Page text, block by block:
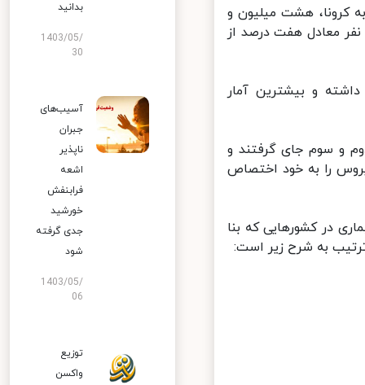
مبتلا به کرونا، هشت میلیون و
۵۷۶ نفر معادل ۹۳ درصد از موارد بهبود یافته و ۵۸۶ هزار و ۸۴۵ نفر معادل هفت درصد از
کشورهای درگیر با بیماری کووید-۱۹ قرار داشته و بیشترین آمار
و سوم جای گرفتند و
را به خود اختصاص
در کشورهایی که بنا
به شرح زیر است:
بدانید
1403/05/
30
آسیب‌های
جبران
ناپذیر
اشعه
فرابنفش
خورشید
جدی گرفته
شود
1403/05/
06
توزیع
واکسن